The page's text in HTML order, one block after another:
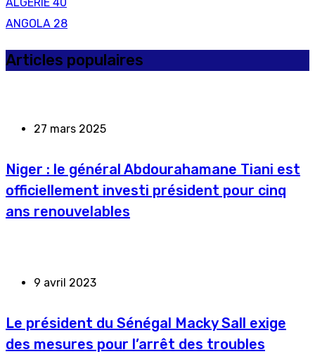
ANGOLA 28
Articles populaires
27 mars 2025
Niger : le général Abdourahamane Tiani est
officiellement investi président pour cinq
ans renouvelables
9 avril 2023
Le président du Sénégal Macky Sall exige
des mesures pour l’arrêt des troubles